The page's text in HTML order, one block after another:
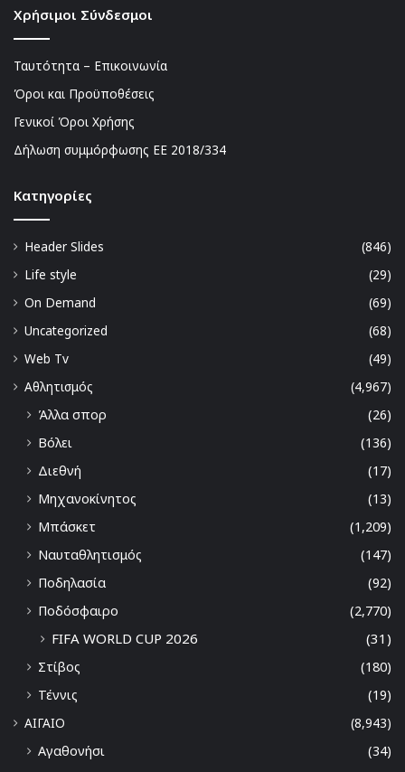
Χρήσιμοι Σύνδεσμοι
Ταυτότητα – Επικοινωνία
Όροι και Προϋποθέσεις
Γενικοί Όροι Χρήσης
Δήλωση συμμόρφωσης ΕΕ 2018/334
Kατηγορίες
Header Slides
(846)
Life style
(29)
On Demand
(69)
Uncategorized
(68)
Web Tv
(49)
Αθλητισμός
(4,967)
Άλλα σπορ
(26)
Βόλει
(136)
Διεθνή
(17)
Μηχανοκίνητος
(13)
Μπάσκετ
(1,209)
Ναυταθλητισμός
(147)
Ποδηλασία
(92)
Ποδόσφαιρο
(2,770)
FIFA WORLD CUP 2026 (31)
Στίβος
(180)
Τέννις
(19)
ΑΙΓΑΙΟ
(8,943)
Αγαθονήσι
(34)